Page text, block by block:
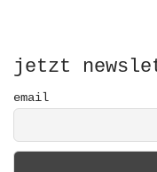
r
:
jetzt
email